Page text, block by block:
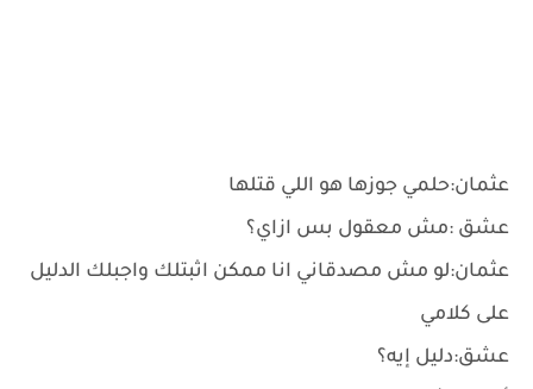
عثمان:حلمي جوزها هو اللي قتلها
عشق :مش معقول بس ازاي؟
عثمان:لو مش مصدقاني انا ممكن اثبتلك واجبلك الدليل
على كلامي
عشق:دليل إيه؟